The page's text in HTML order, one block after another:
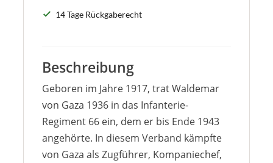
14 Tage Rückgaberecht
Beschreibung
Geboren im Jahre 1917, trat Waldemar
von Gaza 1936 in das Infanterie-
Regiment 66 ein, dem er bis Ende 1943
angehörte. In diesem Verband kämpfte
von Gaza als Zugführer, Kompaniechef,